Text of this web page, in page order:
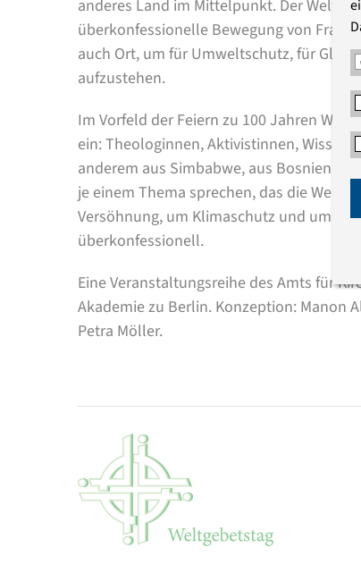
anderes Land im Mittelpunkt. Der
überkonfessionelle Bewegung von
auch Ort, um für Umweltschutz, für
aufzustehen.
Im Vorfeld der Feiern zu 100 Jahren
ein: Theologinnen, Aktivistinnen,
anderem aus Simbabwe, aus Bosnien
je einem Thema sprechen, das die
Versöhnung, um Klimaschutz und um
überkonfessionell.
Eine Veranstaltungsreihe des Amts für
Akademie zu Berlin. Konzeption: Manon
Petra Möller.